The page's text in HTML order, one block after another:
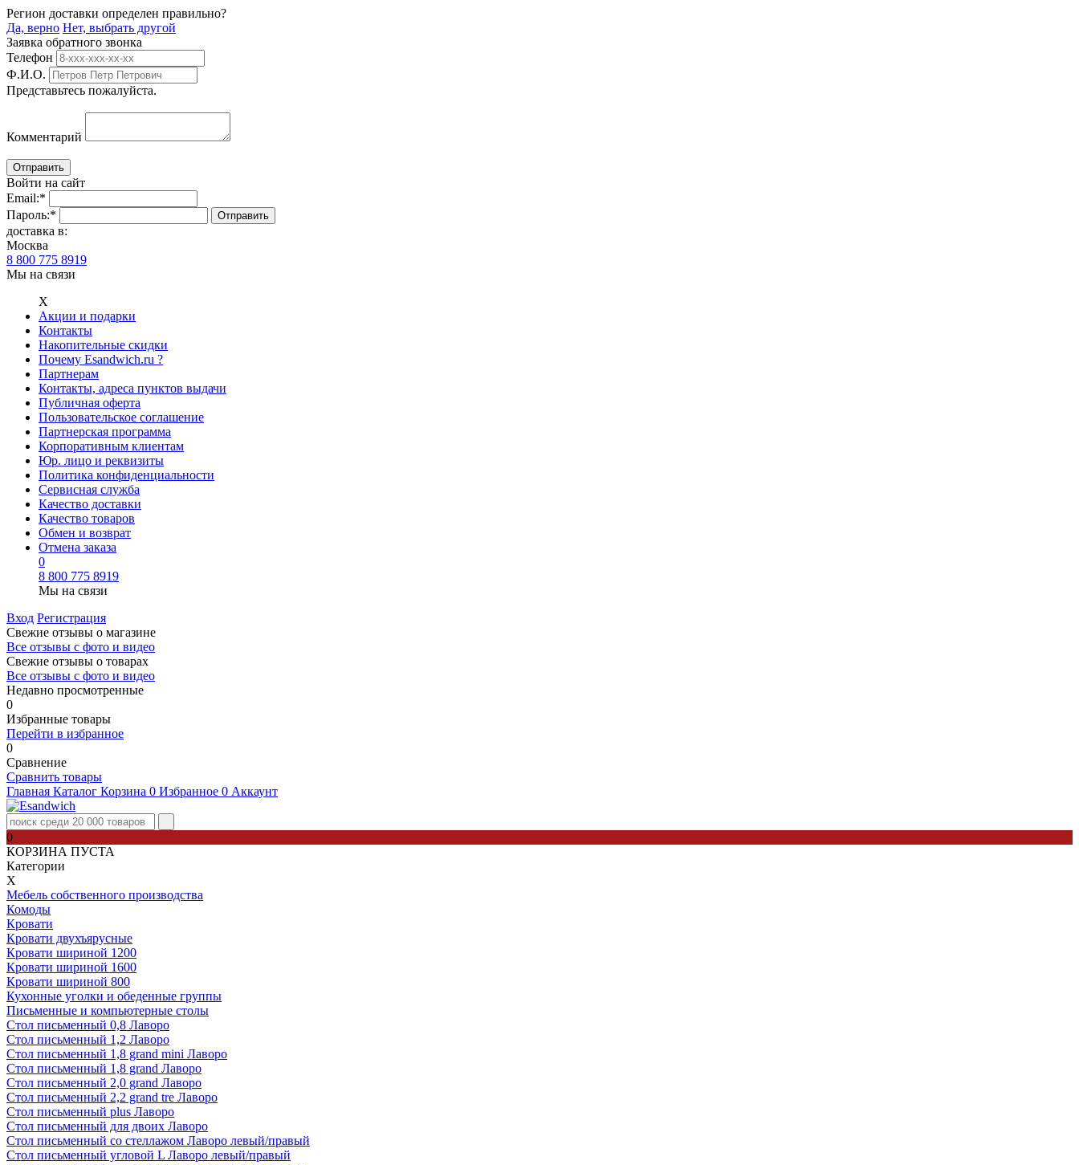
Регион доставки определен правильно?
Да, верно Нет, выбрать другой
Заявка обратного звонка
Телефон
Ф.И.О.
Представьтесь пожалуйста.
Комментарий
Войти на сайт
Email:*
Пароль:*
доставка в:
Москва
8 800 775 8919
Мы на связи
Х
Акции и подарки
Контакты
Накопительные скидки
Почему Esandwich.ru ?
Партнерам
Контакты, адреса пунктов выдачи
Публичная оферта
Пользовательское соглашение
Партнерская программа
Корпоративным клиентам
Юр. лицо и реквизиты
Политика конфиденциальности
Сервисная служба
Качество доставки
Качество товаров
Обмен и возврат
Отмена заказа
0
8 800 775 8919
Мы на связи
Вход Регистрация
Свежие отзывы о магазине
Все отзывы с фото и видео
Свежие отзывы о товарах
Все отзывы c фото и видео
Недавно просмотренные
0
Избранные товары
Перейти в избранное
0
Сравнение
Сравнить товары
Главная Каталог Корзина 0 Избранное 0 Аккаунт
0
КОРЗИНА ПУСТА
Категории
Х
Мебель собственного производства
Комоды
Кровати
Кровати двухъярусные
Кровати шириной 1200
Кровати шириной 1600
Кровати шириной 800
Кухонные уголки и обеденные группы
Письменные и компьютерные столы
Стол письменный 0,8 Лаворо
Стол письменный 1,2 Лаворо
Стол письменный 1,8 grand mini Лаворо
Стол письменный 1,8 grand Лаворо
Стол письменный 2,0 grand Лаворо
Стол письменный 2,2 grand tre Лаворо
Стол письменный plus Лаворо
Стол письменный для двоих Лаворо
Стол письменный со стеллажом Лаворо левый/правый
Стол письменный угловой L Лаворо левый/правый